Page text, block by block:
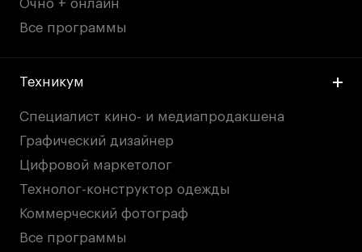
Очно + онлайн
Все программы
Техникум
Специалист кино- и медиапродакшена
Графический дизайнер
Цифровой маркетолог
Технолог-конструктор одежды
Коммерческий фотограф
Все программы